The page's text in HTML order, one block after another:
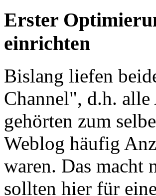
Erster
einrichten
Bislang liefen
Channel", d.h.
gehörten zum
Weblog häufig
waren. Das macht
sollten hier für